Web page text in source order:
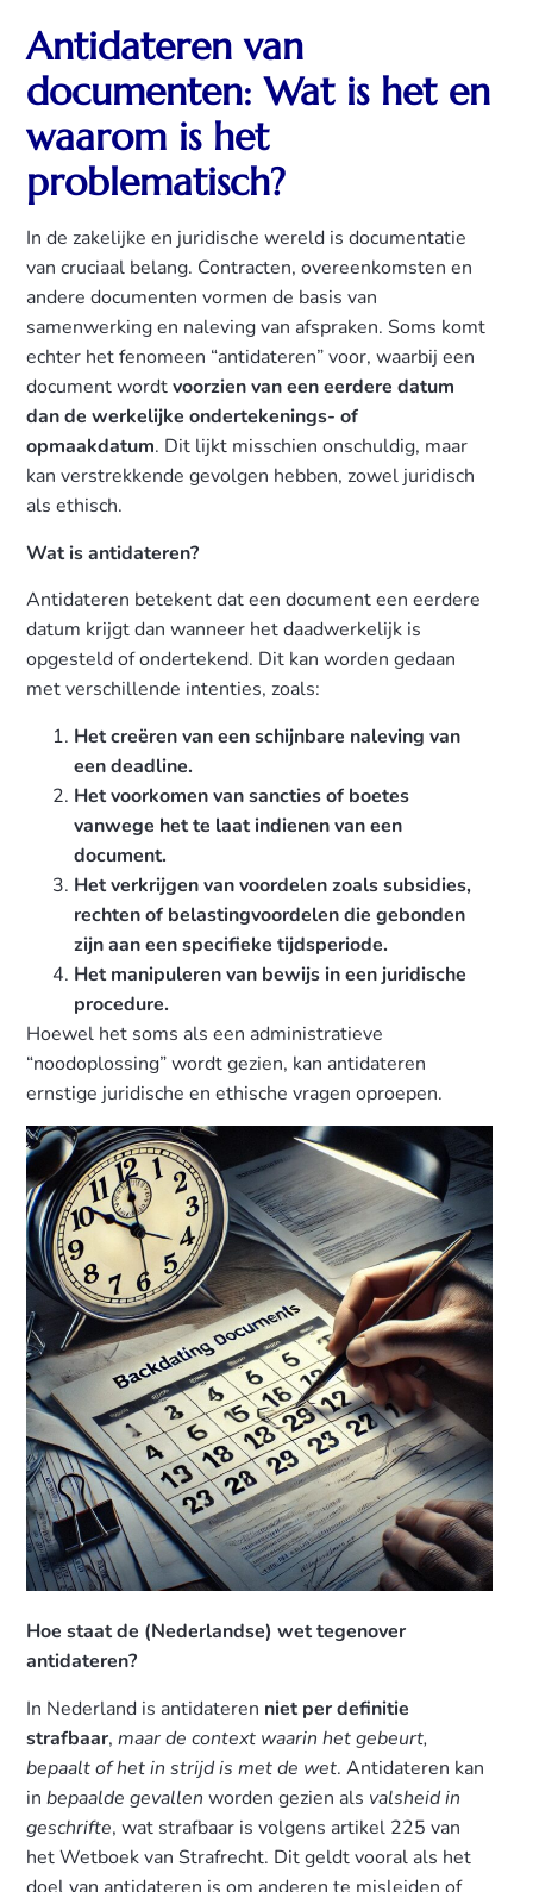
Antidateren van
documenten: Wat is het en
waarom is het
problematisch?
In de zakelijke en juridische wereld is documentatie
van cruciaal belang. Contracten, overeenkomsten en
andere documenten vormen de basis van
samenwerking en naleving van afspraken. Soms komt
echter het fenomeen “antidateren” voor, waarbij een
document wordtvoorzien van een eerdere datum
dan de werkelijke ondertekenings- of
opmaakdatum. Dit lijkt misschien onschuldig, maar
kan verstrekkende gevolgen hebben, zowel juridisch
als ethisch.
Wat is antidateren?
Antidateren betekent dat een document een eerdere
datum krijgt dan wanneer het daadwerkelijk is
opgesteld of ondertekend. Dit kan worden gedaan
met verschillende intenties, zoals:
Het creëren van een schijnbare naleving van
een deadline.
Het voorkomen van sancties of boetes
vanwege het te laat indienen van een
document.
Het verkrijgen van voordelen zoals subsidies,
rechten of belastingvoordelen die gebonden
zijn aan een specifieke tijdsperiode.
Het manipuleren van bewijs in een juridische
procedure.
Hoewel het soms als een administratieve
“noodoplossing” wordt gezien, kan antidateren
ernstige juridische en ethische vragen oproepen.
Hoe staat de (Nederlandse) wet tegenover
antidateren?
In Nederland is antidateren niet per definitie
strafbaar,maar de context waarin het gebeurt,
bepaalt of het in strijd is met de wet. Antidateren kan
inbepaalde gevallen worden gezien als valsheid in
geschrifte, wat strafbaar is volgens artikel 225 van
het Wetboek van Strafrecht. Dit geldt vooral als het